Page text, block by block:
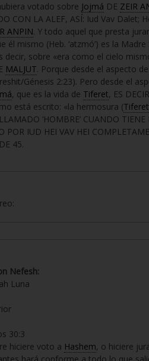
votado sobre Jojmá DE ZEIR
CON LA ALEF, ASÍ: Iud Vav Dalet;
ANPIN. Y todo aquel que presta
él mismo (Heb. ‘atzmó’) es la Madre
decir, sobre «era como el cielo
MALJUT. Porque desde el aspecto de
Génesis 2:23). Pero desde el
, que es la vida de Tiferet, ES
está escrito: «la hermosura (Tiferet
‘HOMBRE’ CUANDO TIENE
POR IUD HEI VAV HEI
45.
Nefesh:
Luna
30:3
hiciere voto a Hashem, o hiciere